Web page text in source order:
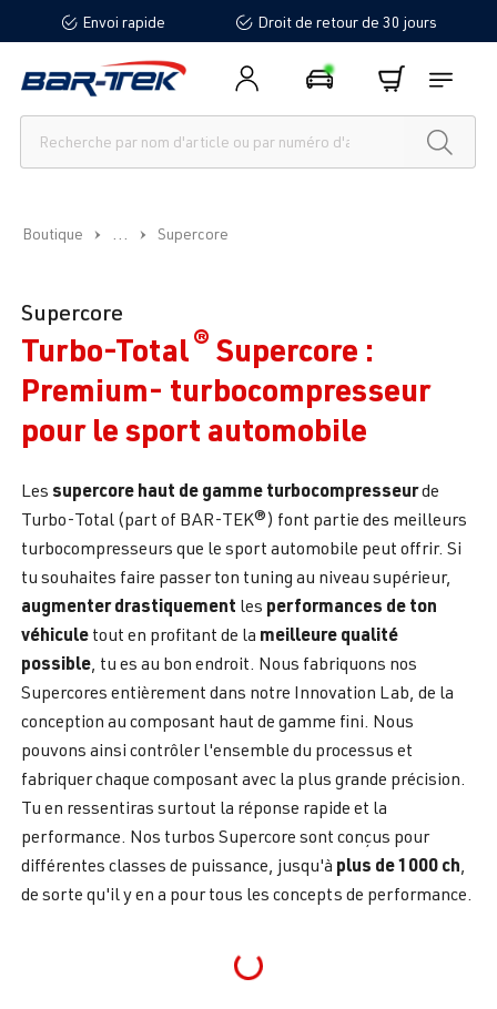
principalEnvoi rapide Droit de retour de 30 jours
Boutique ... Supercore
Supercore
Turbo-Total® Supercore :
Premium- turbocompresseur
pour le sport automobile
Les supercore haut de gamme turbocompresseurde
Turbo-Total (part of BAR-TEK®) font partie des meilleurs
turbocompresseurs que le sport automobile peut offrir. Si
tu souhaites faire passer ton tuning au niveau supérieur,
augmenter drastiquement les performances de ton
véhicule tout en profitant de la meilleure qualité
possible, tu es au bon endroit. Nous fabriquons nos
Supercores entièrement dans notre Innovation Lab, de la
conception au composant haut de gamme fini. Nous
pouvons ainsi contrôler l'ensemble du processus et
fabriquer chaque composant avec la plus grande précision.
Tu en ressentiras surtout la réponse rapide et la
performance. Nos turbos Supercore sont conçus pour
différentes classes de puissance, jusqu'à plus de 1000 ch,
de sorte qu'il y en a pour tous les concepts de performance.
Loading...